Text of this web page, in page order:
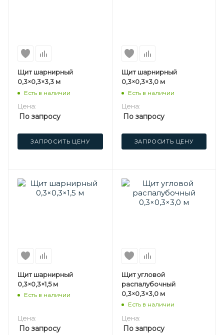
Щит шарнирный
0,3×0,3×3,3 м
Есть в наличии
Цена:
По запросу
ЗАПРОСИТЬ ЦЕНУ
Щит шарнирный
0,3×0,3×3,0 м
Есть в наличии
Цена:
По запросу
ЗАПРОСИТЬ ЦЕНУ
Щит шарнирный
0,3×0,3×1,5 м
Есть в наличии
Цена:
По запросу
Щит угловой
распалубочный
0,3×0,3×3,0 м
Есть в наличии
Цена:
По запросу